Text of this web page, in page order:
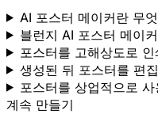
AI 포스터 메이커란 무
블런지 AI 포스터 메이
포스터를 고해상도로
생성된 뒤 포스터를 편
포스터를 상업적으로
계속 만들기